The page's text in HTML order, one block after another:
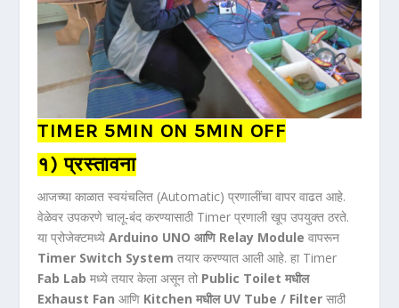
TIMER 5MIN ON 5MIN OFF
१) प्रस्तावना
आजच्या काळात स्वयंचलित (Automatic) प्रणालींचा वापर वाढत आहे.
वेळेवर उपकरणे चालू-बंद करण्यासाठी Timer प्रणाली खूप उपयुक्त ठरते.
या प्रोजेक्टमध्येArduino UNO आणि Relay Module वापरून
Timer Switch System तयार करण्यात आली आहे. हा Timer
Fab Lab मध्ये तयार केला असून तो Public Toilet मधील
Exhaust Fan आणि Kitchen मधील UV Tube / Filter साठी